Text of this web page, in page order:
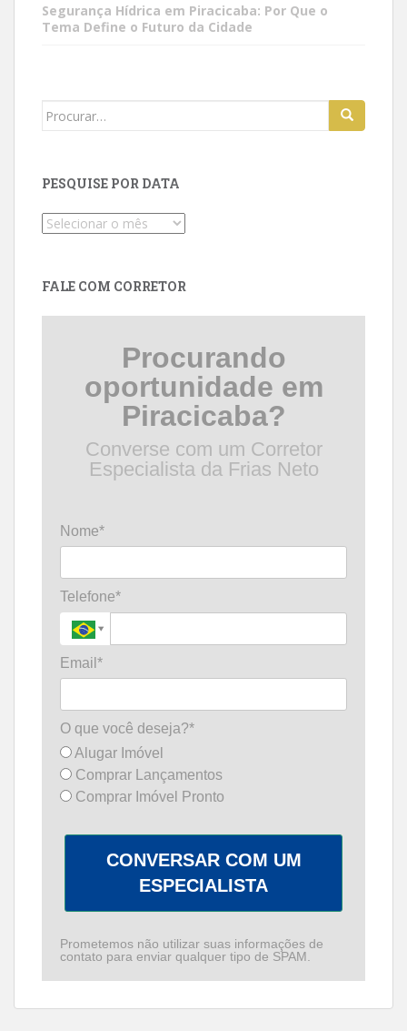
Segurança Hídrica em Piracicaba: Por Que o
Tema Define o Futuro da Cidade
Search
PESQUISE POR DATA
Pesquise
FALE COM CORRETOR
Procurando
oportunidade em
Piracicaba?
Converse com um Corretor
Especialista da Frias Neto
Nome*
Telefone*
Email*
O que você deseja?*
Alugar Imóvel
Comprar Lançamentos
Comprar Imóvel Pronto
CONVERSAR COM UM
ESPECIALISTA
Prometemos não utilizar suas informações de
contato para enviar qualquer tipo de SPAM.